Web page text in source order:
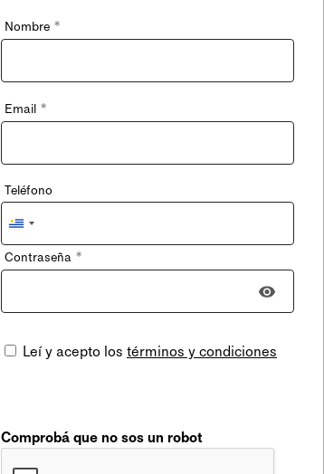
Nombre *
Email *
Teléfono
Uruguay
+598
Contraseña *
Leí y acepto los términos y condiciones
Comprobá que no sos un robot